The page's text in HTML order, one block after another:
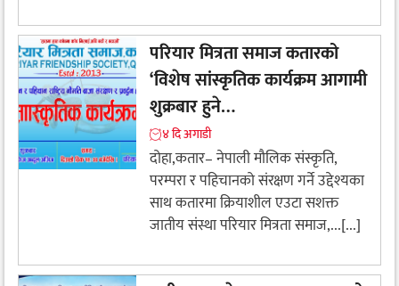
परियार मित्रता समाज कतारको
‘विशेष सांस्कृतिक कार्यक्रम आगामी
शुक्रबार हुने…
४ दि अगाडी
दोहा,कतार– नेपाली मौलिक संस्कृति,
परम्परा र पहिचानको संरक्षण गर्ने उद्देश्यका
साथ कतारमा क्रियाशील एउटा सशक्त
जातीय संस्था परियार मित्रता समाज,...[...]